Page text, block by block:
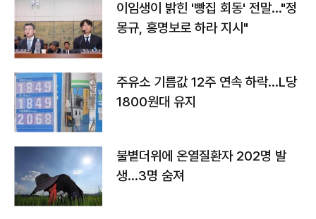
이임생이 밝힌 '빵집 회동' 전말…"정
몽규, 홍명보로 하라 지시"
주유소 기름값 12주 연속 하락…L당
1800원대 유지
불볕더위에 온열질환자 202명 발
생…3명 숨져